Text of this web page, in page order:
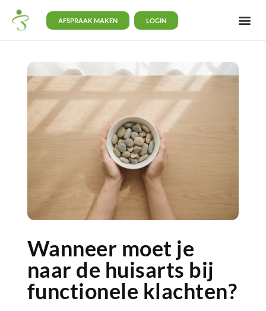
AFSPRAAK MAKEN LOGIN
Wanneer moet je
naar de huisarts bij
functionele klachten?